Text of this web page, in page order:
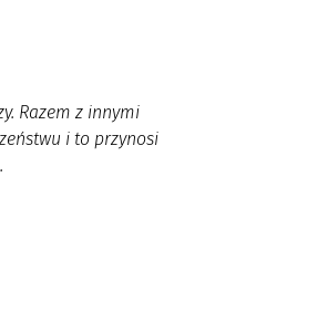
Razem z innymi
i to przynosi